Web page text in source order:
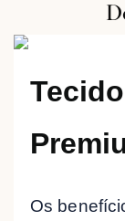
Tecido
Os